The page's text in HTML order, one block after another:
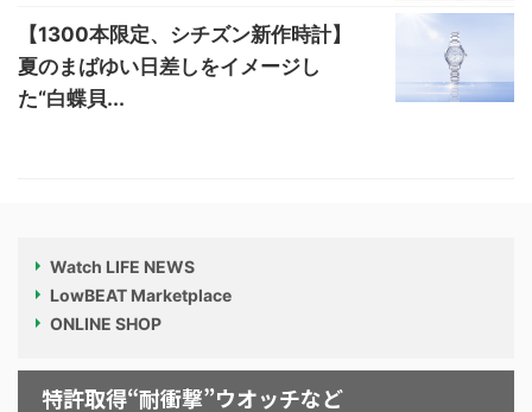
【1300本限定、シチズン新作時計】
夏のまばゆい日差しをイメージし
た“白蝶貝...
Watch LIFE NEWS
LowBEAT Marketplace
ONLINE SHOP
特許取得“耐衝撃”ウオッチなど